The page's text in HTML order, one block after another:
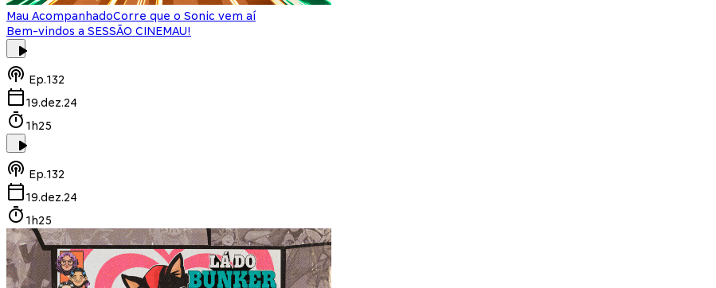
Mau AcompanhadoCorre que o Sonic vem aí
Bem-vindos a SESSÃO CINEMAU!
Ep.132
19.dez.24
1h25
Ep.132
19.dez.24
1h25